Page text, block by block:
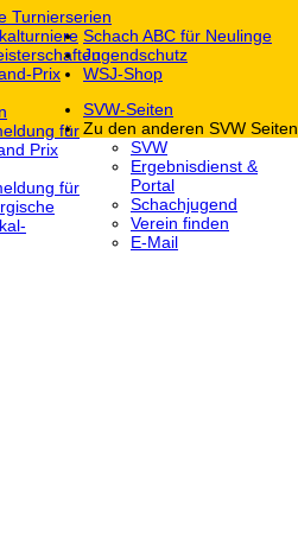
Turnierserien
Prix
für
Prix
für
Schach ABC für Neulinge
Jugendschutz
WSJ-Shop
SVW-Seiten
Zu den anderen SVW Seiten
SVW
Ergebnisdienst &
Portal
Schachjugend
Verein finden
E-Mail